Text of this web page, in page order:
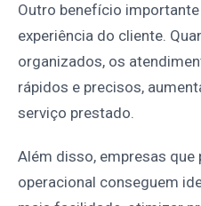
Outro benefício
experiência do cliente.
organizados, os
rápidos e precisos,
serviço prestado.
Além disso, empresas
operacional conseguem